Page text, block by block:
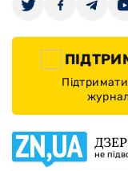
не